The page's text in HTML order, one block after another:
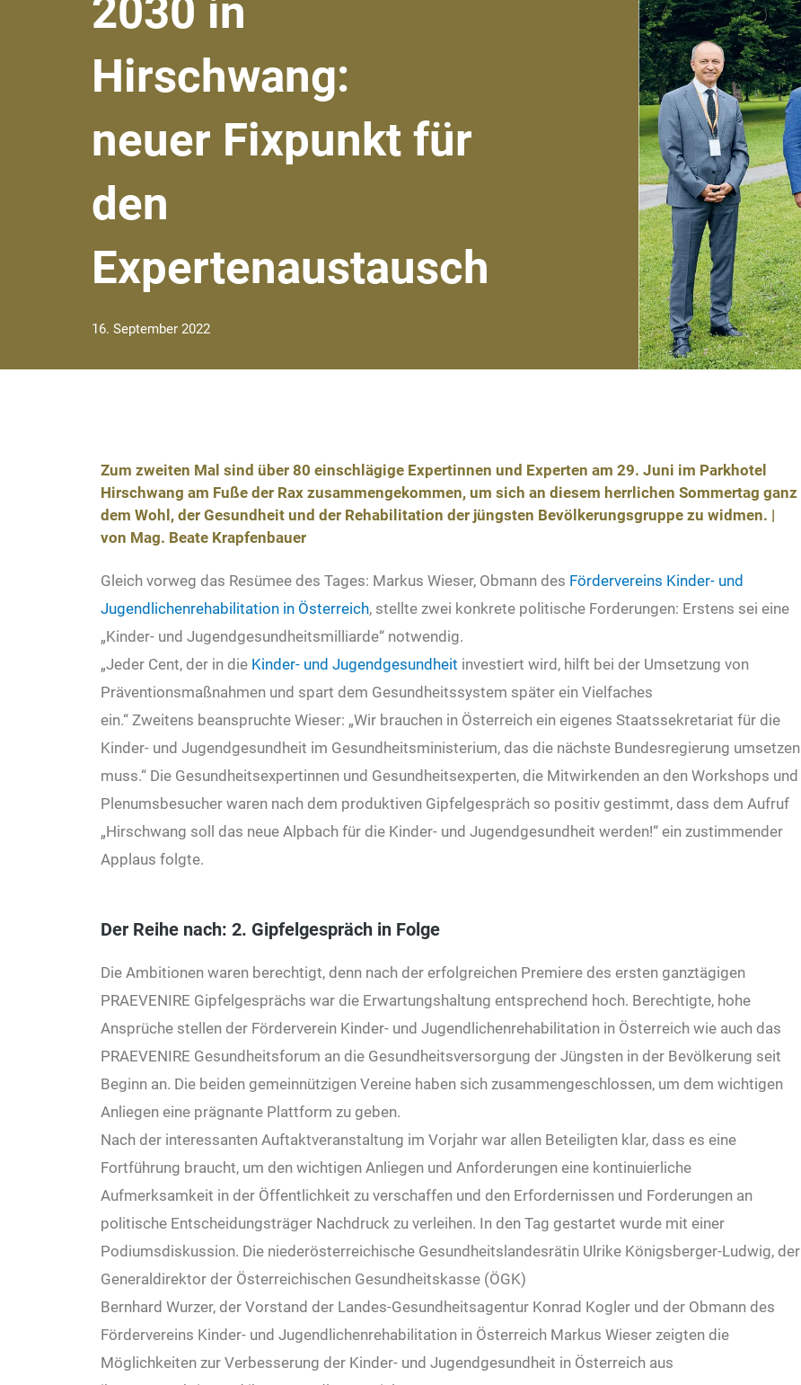
2030 in
Hirschwang:
neuer Fixpunkt für
den
Expertenaustausch
16. September 2022
Zum zweiten Mal sind über 80 einschlägige Expertinnen und Experten am 29. Juni im Parkhotel
Hirschwang am Fuße der Rax zusammengekommen, um sich an diesem herrlichen Sommertag ganz
dem Wohl, der Gesundheit und der Rehabilitation der jüngsten Bevölkerungsgruppe zu widmen. |
von Mag. Beate Krapfenbauer
Gleich vorweg das Resümee des Tages: Markus Wieser, Obmann des Fördervereins Kinder- und
Jugendlichenrehabilitation in Österreich, stellte zwei konkrete politische Forderungen: Erstens sei eine
„Kinder- und Jugendgesundheitsmilliarde“ notwendig.
„Jeder Cent, der in die Kinder- und Jugendgesundheit investiert wird, hilft bei der Umsetzung von
Präventionsmaßnahmen und spart dem Gesundheitssystem später ein Vielfaches
ein.“ Zweitens beanspruchte Wieser: „Wir brauchen in Österreich ein eigenes Staatssekretariat für die
Kinder- und Jugendgesundheit im Gesundheitsministerium, das die nächste Bundesregierung umsetzen
muss.“ Die Gesundheitsexpertinnen und Gesundheitsexperten, die Mitwirkenden an den Workshops und
Plenumsbesucher waren nach dem produktiven Gipfelgespräch so positiv gestimmt, dass dem Aufruf
„Hirschwang soll das neue Alpbach für die Kinder- und Jugendgesundheit werden!“ ein zustimmender
Applaus folgte.
Der Reihe nach: 2. Gipfelgespräch in Folge
Die Ambitionen waren berechtigt, denn nach der erfolgreichen Premiere des ersten ganztägigen
PRAEVENIRE Gipfelgesprächs war die Erwartungshaltung entsprechend hoch. Berechtigte, hohe
Ansprüche stellen der Förderverein Kinder- und Jugendlichenrehabilitation in Österreich wie auch das
PRAEVENIRE Gesundheitsforum an die Gesundheitsversorgung der Jüngsten in der Bevölkerung seit
Beginn an. Die beiden gemeinnützigen Vereine haben sich zusammengeschlossen, um dem wichtigen
Anliegen eine prägnante Plattform zu geben.
Nach der interessanten Auftaktveranstaltung im Vorjahr war allen Beteiligten klar, dass es eine
Fortführung braucht, um den wichtigen Anliegen und Anforderungen eine kontinuierliche
Aufmerksamkeit in der Öffentlichkeit zu verschaffen und den Erfordernissen und Forderungen an
politische Entscheidungsträger Nachdruck zu verleihen. In den Tag gestartet wurde mit einer
Podiumsdiskussion. Die niederösterreichische Gesundheitslandesrätin Ulrike Königsberger-Ludwig, der
Generaldirektor der Österreichischen Gesundheitskasse (ÖGK)
Bernhard Wurzer, der Vorstand der Landes-Gesundheitsagentur Konrad Kogler und der Obmann des
Fördervereins Kinder- und Jugendlichenrehabilitation in Österreich Markus Wieser zeigten die
Möglichkeiten zur Verbesserung der Kinder- und Jugendgesundheit in Österreich aus